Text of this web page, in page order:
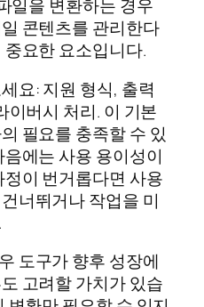
일을 변환하는 경우
콘텐츠를 관리한다
요한 요소입니다.
요: 지원 형식, 출력
이버시 처리. 이 기본
필요를 충족할 수 있
에는 사용 용이성이
이 번거롭다면 사용
너뛰거나 작업을 미
도구가 향후 성장에
고려할 가치가 있습